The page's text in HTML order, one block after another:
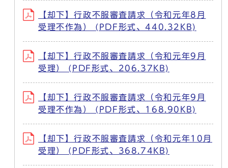
【却下】行政不服審査請求（令和元年8月
受理不作為） (PDF形式、440.32KB)
【却下】行政不服審査請求（令和元年9月
受理） (PDF形式、206.37KB)
【却下】行政不服審査請求（令和元年9月
受理不作為） (PDF形式、168.90KB)
【却下】行政不服審査請求（令和元年10月
受理） (PDF形式、368.74KB)